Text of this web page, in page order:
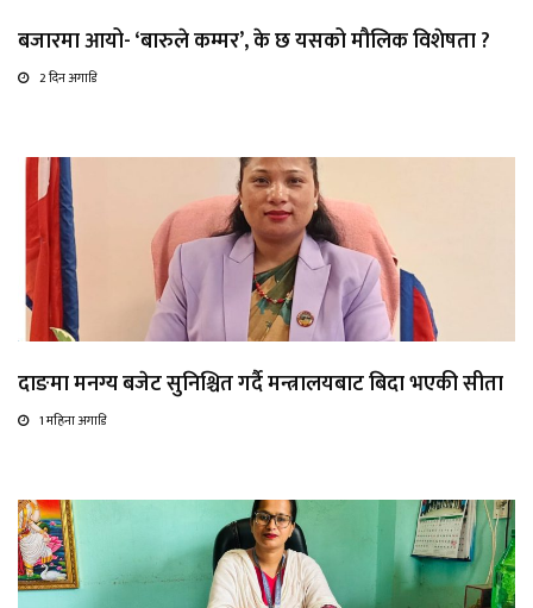
बजारमा आयो- ‘बारुले कम्मर’, के छ यसको मौलिक विशेषता ?
2 दिन अगाडि
दाङमा मनग्य बजेट सुनिश्चित गर्दै मन्त्रालयबाट बिदा भएकी सीता
1 महिना अगाडि